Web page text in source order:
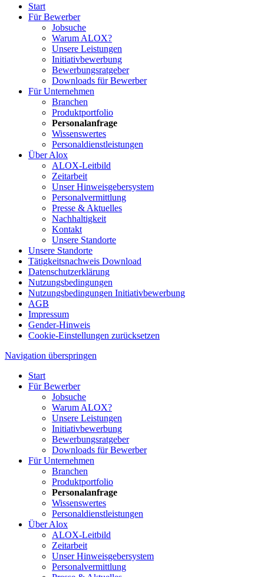
Start
Für Bewerber
Jobsuche
Warum ALOX?
Unsere Leistungen
Initiativbewerbung
Bewerbungsratgeber
Downloads für Bewerber
Für Unternehmen
Branchen
Produktportfolio
Personalanfrage
Wissenswertes
Personaldienstleistungen
Über Alox
ALOX-Leitbild
Zeitarbeit
Unser Hinweisgebersystem
Personalvermittlung
Presse & Aktuelles
Nachhaltigkeit
Kontakt
Unsere Standorte
Unsere Standorte
Tätigkeitsnachweis Download
Datenschutzerklärung
Nutzungsbedingungen
Nutzungsbedingungen Initiativbewerbung
AGB
Impressum
Gender-Hinweis
Cookie-Einstellungen zurücksetzen
Navigation überspringen
Start
Für Bewerber
Jobsuche
Warum ALOX?
Unsere Leistungen
Initiativbewerbung
Bewerbungsratgeber
Downloads für Bewerber
Für Unternehmen
Branchen
Produktportfolio
Personalanfrage
Wissenswertes
Personaldienstleistungen
Über Alox
ALOX-Leitbild
Zeitarbeit
Unser Hinweisgebersystem
Personalvermittlung